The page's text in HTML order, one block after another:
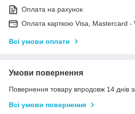
Оплата на рахунок
Оплата карткою Visa, Mastercard -
Всі умови оплати
Умови повернення
Повернення товару впродовж 14 днів
Всі умови повернення